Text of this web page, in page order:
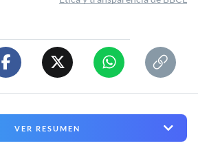
VER RESUMEN